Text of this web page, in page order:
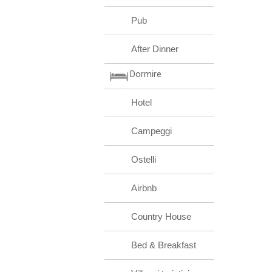
Pub
After Dinner
Dormire
Hotel
Campeggi
Ostelli
Airbnb
Country House
Bed & Breakfast